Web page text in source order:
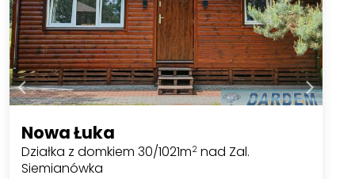
Nowa Łuka
Działka z domkiem 30/1021m2 nad Zal.
Siemianówka